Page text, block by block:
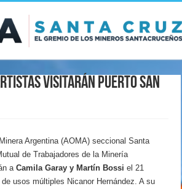
visitarán Puerto San
Argentina (AOMA) seccional Santa
de Trabajadores de la Minería
aCamila Garay y Martín Bossi el 21
usos múltiples Nicanor Hernández. A su